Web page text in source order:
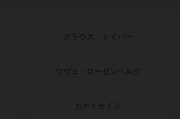
クラウス・トイバー
ウヴェ・ローゼンベルク
カナイセイジ